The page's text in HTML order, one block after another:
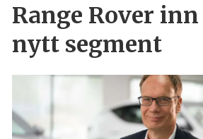
Range Rover
nytt segment